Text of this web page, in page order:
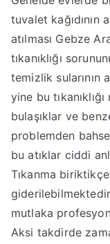
tuvalet kağıdının
atılması Gebze
tıkanıklığı
temizlik sularının
yine bu
bulaşıklar ve
problemden
bu atıklar ciddi
Tıkanma
mutlaka
Aksi takdirde